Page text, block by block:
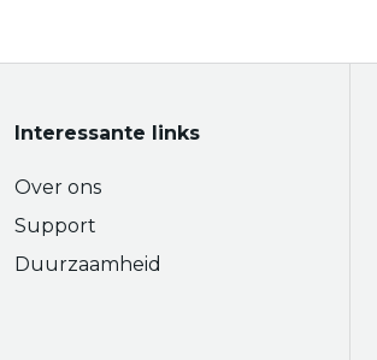
Interessante links
Over ons
Support
Duurzaamheid